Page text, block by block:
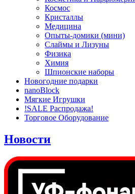
Космос
Кристаллы
Медицина
Опыты-домики (мини)
Слаймы и Лизуны
Физика
Химия
Шпионские наборы
Новогодние подарки
nanoBlock
Мягкие Игрушки
!SALE Распродажа!
Торговое Оборудование
Новости